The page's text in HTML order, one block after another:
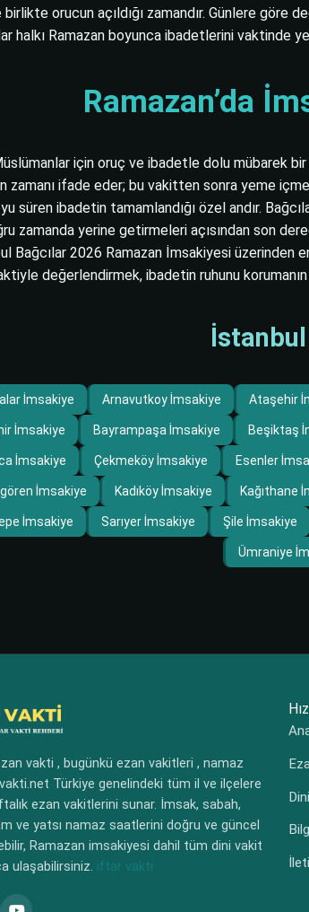
birlikte orucun açıldığı zamandır. Günlere göre
halkı Ramazan boyunca ibadetlerini vaktinde
Ramazan’da
için oruç ve ibadetle dolu mübarek
zamanı ifade eder; bu vakitten sonra yeme
süren ibadetin tamamlandığı özel andır.
zamanda yerine getirmeleri açısından son
Bağcılar 2026 Ramazan İmsakiyesi üzerinden
değerlendirmek, ibadetin ruhunu
İmsakiye Arnavutkoy İmsakiye Ataşehir
İmsakiye Bayrampaşa İmsakiye Beşiktaş
İmsakiye Çekmeköy İmsakiye Esenler
İmsakiye Kadıköy İmsakiye Kağıthane
İmsakiye Sarıyer İmsakiye Şile İmsakiye
Ümraniye
vakti , bugünkü ezan vakitleri , namaz
Türkiye genelindeki tüm il ve ilçelere
ezan vakitlerini sunar. İmsak, sabah,
ve yatsı namaz saatlerini doğru ve güncel
Ramazan imsakiyesi dahil tüm dini vakit
ulaşabilirsiniz. iftar vakti